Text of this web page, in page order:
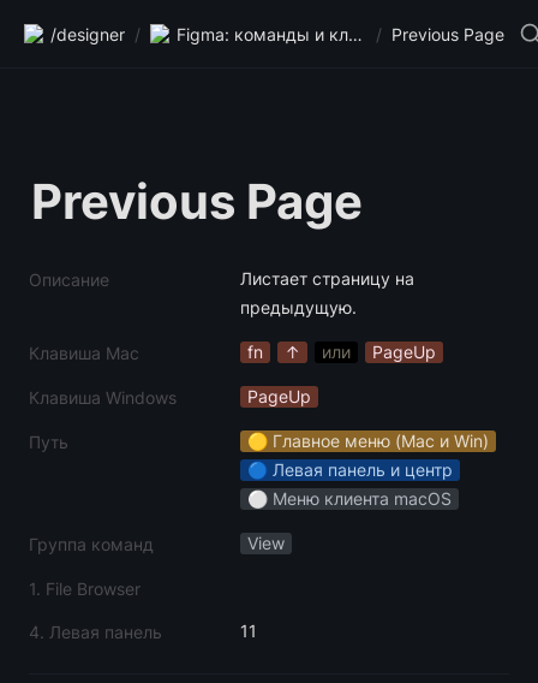
/designer / Figma: команды и клавиши / Previous Page
Previous Page
Описание
Листает страницу на
предыдущую.
Клавиша Mac fn ↑ или PageUp
Клавиша Windows PageUp
Путь
🟡 Главное меню (Mac и Win)
🔵 Левая панель и центр
⚪️ Меню клиента macOS
Группа команд View
1. File Browser
4. Левая панель 11